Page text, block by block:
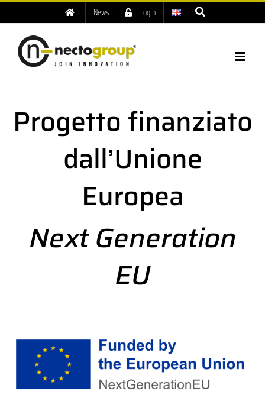
News Login
Progetto finanziato
dall’Unione
Europea
Next Generation
EU